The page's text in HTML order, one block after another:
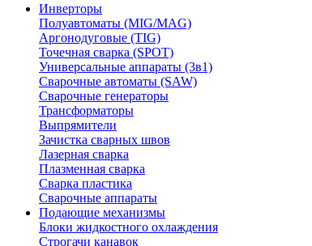
Инверторы
Полуавтоматы (MIG/MAG)
Аргонодуговые (TIG)
Точечная сварка (SPOT)
Универсальные аппараты (3в1)
Сварочные автоматы (SAW)
Сварочные генераторы
Трансформаторы
Выпрямители
Зачистка сварных швов
Лазерная сварка
Плазменная сварка
Сварка пластика
Сварочные аппараты
Подающие механизмы
Блоки жидкостного охлаждения
Строгачи канавок